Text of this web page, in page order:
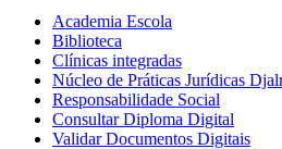
Academia Escola
Biblioteca
Clínicas integradas
Núcleo de Práticas Jurídicas
Responsabilidade Social
Consultar Diploma Digital
Validar Documentos Digitais